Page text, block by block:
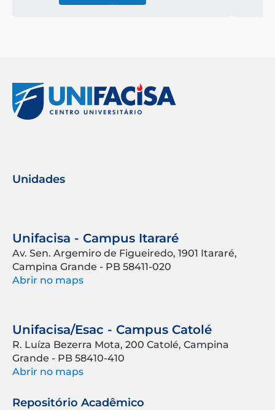
Unidades
Unifacisa - Campus Itararé
Av. Sen. Argemiro de Figueiredo, 1901 Itararé,
Campina Grande - PB 58411-020
Abrir no maps
Unifacisa/Esac - Campus Catolé
R. Luíza Bezerra Mota, 200 Catolé, Campina
Grande - PB 58410-410
Abrir no maps
Repositório Acadêmico